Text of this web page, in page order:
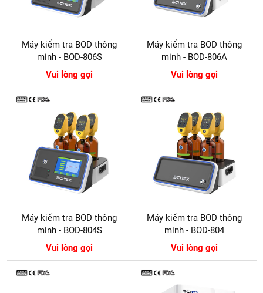
Máy kiểm tra BOD thông
minh - BOD-806S
Vui lòng gọi
Máy kiểm tra BOD thông
minh - BOD-806A
Vui lòng gọi
Máy kiểm tra BOD thông
minh - BOD-804S
Vui lòng gọi
Máy kiểm tra BOD thông
minh - BOD-804
Vui lòng gọi